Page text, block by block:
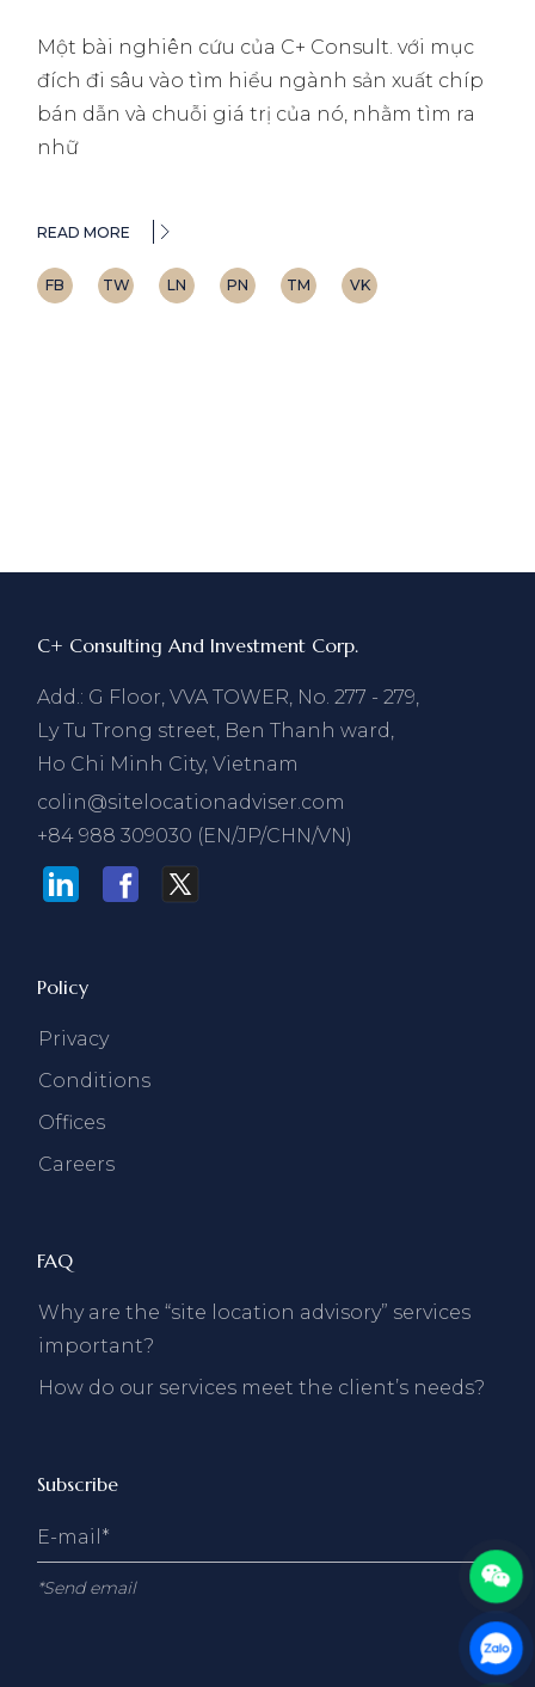
Một bài nghiên cứu của C+ Consult. với mục
đích đi sâu vào tìm hiểu ngành sản xuất chíp
bán dẫn và chuỗi giá trị của nó, nhằm tìm ra
nhữ
READ MORE
FB TW LN PN TM VK
C+ Consulting And Investment Corp.
Add.: G Floor, VVA TOWER, No. 277 - 279,
Ly Tu Trong street, Ben Thanh ward,
Ho Chi Minh City, Vietnam
colin@sitelocationadviser.com
+84 988 309030 (EN/JP/CHN/VN)
Policy
Privacy
Conditions
Offices
Careers
FAQ
Why are the “site location advisory” services
important?
How do our services meet the client’s needs?
Subscribe
*Send email